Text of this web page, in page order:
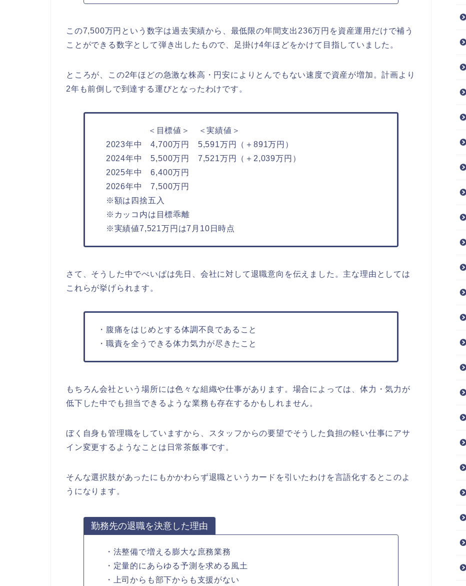
この7,500万円という数字は過去実績から、最低限の年間支出236万円を資産運用だけで補う
ことができる数字として弾き出したもので、足掛け4年ほどをかけて目指していました。
ところが、この2年ほどの急激な株高・円安によりとんでもない速度で資産が増加。計画より
2年も前倒しで到達する運びとなったわけです。
＜目標値＞ ＜実績値＞
2023年中 4,700万円 5,591万円（＋891万円）
2024年中 5,500万円 7,521万円（＋2,039万円）
2025年中 6,400万円
2026年中 7,500万円
※額は四捨五入
※カッコ内は目標乖離
※実績値7,521万円は7月10日時点
さて、そうした中でぺいぱは先日、会社に対して退職意向を伝えました。主な理由としては
これらが挙げられます。
・腹痛をはじめとする体調不良であること
・職責を全うできる体力気力が尽きたこと
もちろん会社という場所には色々な組織や仕事があります。場合によっては、体力・気力が
低下した中でも担当できるような業務も存在するかもしれません。
ぼく自身も管理職をしていますから、スタッフからの要望でそうした負担の軽い仕事にアサ
イン変更するようなことは日常茶飯事です。
そんな選択肢があったにもかかわらず退職というカードを引いたわけを言語化するとこのよ
うになります。
勤務先の退職を決意した理由
・法整備で増える膨大な庶務業務
・定量的にあらゆる予測を求める風土
・上司からも部下からも支援がない